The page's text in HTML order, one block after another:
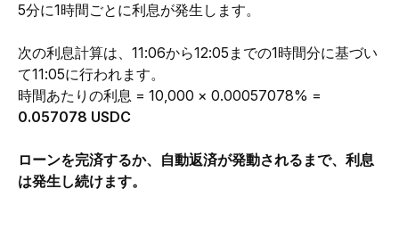
5分に1時間ごとに利息が発生します。
次の利息計算は、11:06から12:05までの1時間分に基づい
て11:05に行われます。
0.057078 USDC
ローンを完済するか、自動返済が発動されるまで、利息
は発生し続けます。